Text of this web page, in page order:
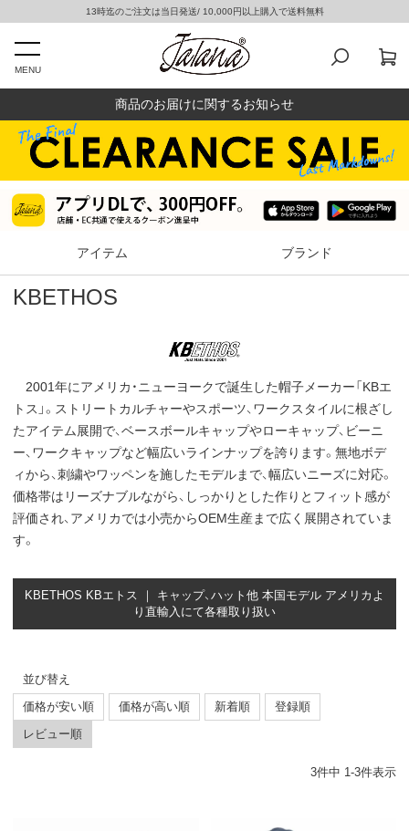
13時迄のご注文は当日発送/ 10,000円以上購入で送料無料
MENU
商品のお届けに関するお知らせ
アイテム ブランド
KBETHOS
2001年にアメリカ・ニューヨークで誕生した帽子メーカー「KBエ
トス」。ストリートカルチャーやスポーツ、ワークスタイルに根ざし
たアイテム展開で、ベースボールキャップやローキャップ、ビーニ
ー、ワークキャップなど幅広いラインナップを誇ります。無地ボデ
ィから、刺繍やワッペンを施したモデルまで、幅広いニーズに対応。
価格帯はリーズナブルながら、しっかりとした作りとフィット感が
評価され、アメリカでは小売からOEM生産まで広く展開されていま
す。
KBETHOS KBエトス ｜ キャップ、ハット他 本国モデル アメリカよ
り直輸入にて各種取り扱い
並び替え
価格が安い順
価格が高い順 新着順
登録順
レビュー順
3件中 1-3件表示